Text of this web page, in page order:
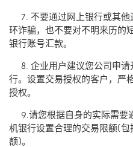
7. 不要通过网上银行或其他
环诈骗，也不要对不明来历的
银行账号汇款。
8. 企业用户建议您公司申请
行。设置交易授权的客户，严
授权。
9.请您根据自身的实际需要
机银行设置合理的交易限额(
额)。